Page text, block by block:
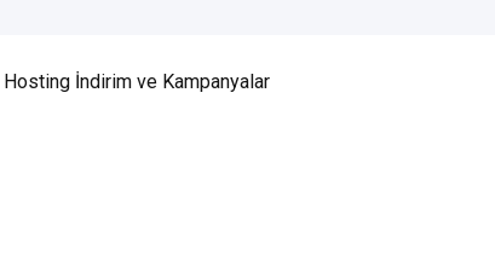
Hosting İndirim ve Kampanyalar